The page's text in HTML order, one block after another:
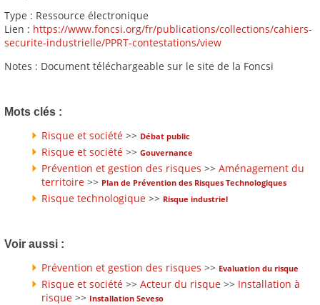
Type : Ressource électronique
Lien : https://www.foncsi.org/fr/publications/collections/cahiers-
securite-industrielle/PPRT-contestations/view
Notes : Document téléchargeable sur le site de la Foncsi
Mots clés :
Risque et société >> Débat public
Risque et société >> Gouvernance
Prévention et gestion des risques >> Aménagement du
territoire >> Plan de Prévention des Risques Technologiques
Risque technologique >> Risque industriel
Voir aussi :
Prévention et gestion des risques >> Evaluation du risque
Risque et société >> Acteur du risque >> Installation à
risque >> Installation Seveso